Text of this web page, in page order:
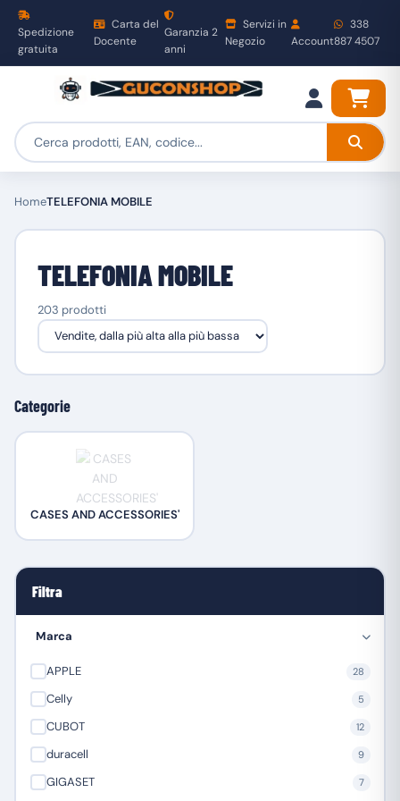
Spedizione
gratuita
Carta del
Docente
Garanzia 2
anni
Servizi in
Negozio
Account
338
887 4507
HomeTELEFONIA MOBILE
TELEFONIA MOBILE
203 prodotti
Categorie
CASES AND ACCESSORIES'
Filtra
Marca
APPLE 28
Celly 5
CUBOT 12
duracell 9
GIGASET 7